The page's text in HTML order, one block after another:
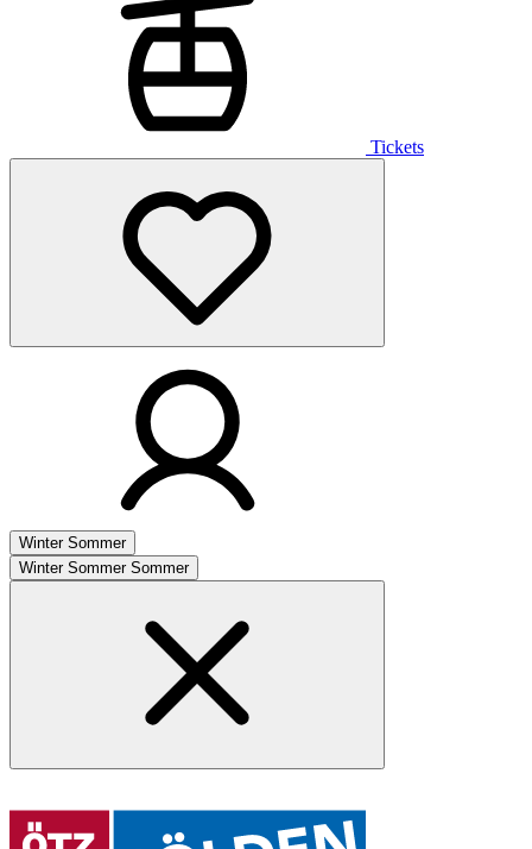
Tickets
Winter Sommer
Winter Sommer Sommer